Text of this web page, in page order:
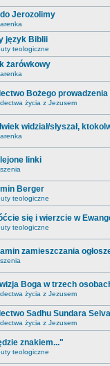
Jerozolimy
język Biblii
teologiczne
żarówkowy
Bożego prowadzenia
życia z Jezusem
widział/słyszał,
linki
Berger
teologiczne
się i wierzcie w
teologiczne
zamieszczania
Boga w trzech
życia z Jezusem
Sadhu Sundara
życia z Jezusem
znakiem..."
teologiczne